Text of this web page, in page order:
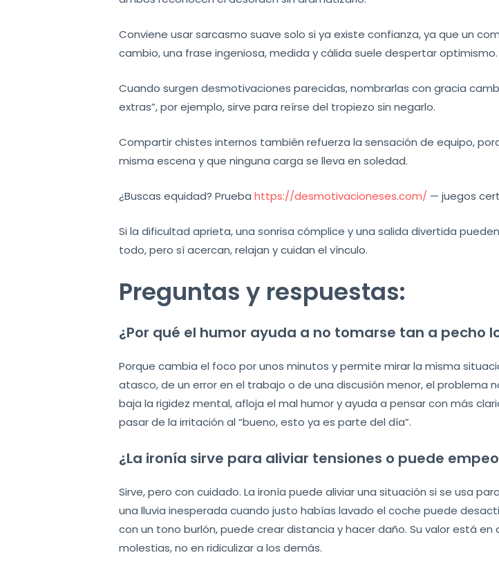
Conviene usar sarcasmo suave solo si ya existe confianza, ya que un
cambio, una frase ingeniosa, medida y cálida suele despertar optimismo.
Cuando surgen desmotivaciones parecidas, nombrarlas con gracia
extras”, por ejemplo, sirve para reírse del tropiezo sin negarlo.
Compartir chistes internos también refuerza la sensación de equipo,
misma escena y que ninguna carga se lleva en soledad.
¿Buscas equidad? Pruebahttps://desmotivacioneses.com/ — juegos
Si la dificultad aprieta, una sonrisa cómplice y una salida divertida
todo, pero sí acercan, relajan y cuidan el vínculo.
Preguntas y respuestas:
¿Por qué el humor ayuda a no tomarse tan a pecho
Porque cambia el foco por unos minutos y permite mirar la misma
atasco, de un error en el trabajo o de una discusión menor, el problema
baja la rigidez mental, afloja el mal humor y ayuda a pensar con más
pasar de la irritación al “bueno, esto ya es parte del día”.
¿La ironía sirve para aliviar tensiones o puede
Sirve, pero con cuidado. La ironía puede aliviar una situación si se usa
una lluvia inesperada cuando justo habías lavado el coche puede
con un tono burlón, puede crear distancia y hacer daño. Su valor está
molestias, no en ridiculizar a los demás.